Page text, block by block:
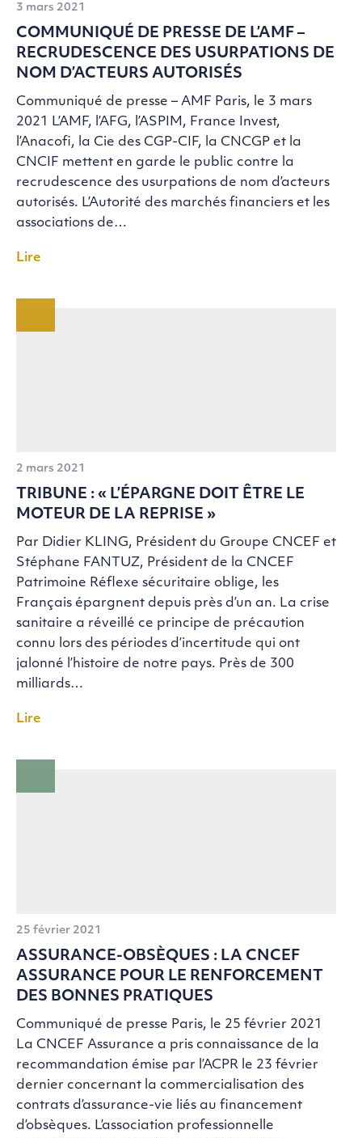
3 mars 2021
COMMUNIQUÉ DE PRESSE DE L’AMF –
RECRUDESCENCE DES USURPATIONS DE
NOM D’ACTEURS AUTORISÉS
Communiqué de presse – AMF Paris, le 3 mars
2021 L’AMF, l’AFG, l’ASPIM, France Invest,
l’Anacofi, la Cie des CGP-CIF, la CNCGP et la
CNCIF mettent en garde le public contre la
recrudescence des usurpations de nom d’acteurs
autorisés. L’Autorité des marchés financiers et les
associations de…
Lire
2 mars 2021
TRIBUNE : « L’ÉPARGNE DOIT ÊTRE LE
MOTEUR DE LA REPRISE »
Par Didier KLING, Président du Groupe CNCEF et
Stéphane FANTUZ, Président de la CNCEF
Patrimoine Réflexe sécuritaire oblige, les
Français épargnent depuis près d’un an. La crise
sanitaire a réveillé ce principe de précaution
connu lors des périodes d’incertitude qui ont
jalonné l’histoire de notre pays. Près de 300
milliards…
Lire
25 février 2021
ASSURANCE-OBSÈQUES : LA CNCEF
ASSURANCE POUR LE RENFORCEMENT
DES BONNES PRATIQUES
Communiqué de presse Paris, le 25 février 2021
La CNCEF Assurance a pris connaissance de la
recommandation émise par l’ACPR le 23 février
dernier concernant la commercialisation des
contrats d’assurance-vie liés au financement
d’obsèques. L’association professionnelle